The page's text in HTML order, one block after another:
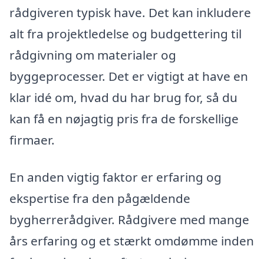
rådgiveren typisk have. Det kan inkludere
alt fra projektledelse og budgettering til
rådgivning om materialer og
byggeprocesser. Det er vigtigt at have en
klar idé om, hvad du har brug for, så du
kan få en nøjagtig pris fra de forskellige
firmaer.
En anden vigtig faktor er erfaring og
ekspertise fra den pågældende
bygherrerådgiver. Rådgivere med mange
års erfaring og et stærkt omdømme inden